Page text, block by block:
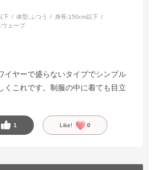
下 体型: ふつう 身長:150cm以下
ウェーブ
イヤーで盛らないタイプでシンプル
くこれです。制服の中に着ても目立
1 Like! 0